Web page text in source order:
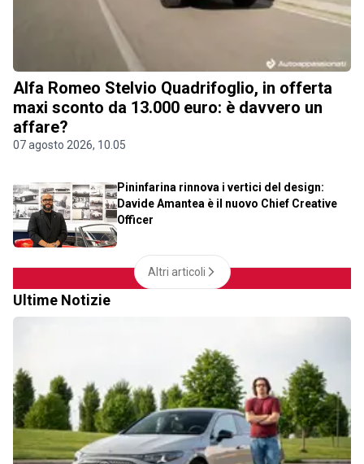
Alfa Romeo Stelvio Quadrifoglio, in offerta
maxi sconto da 13.000 euro: è davvero un
affare?
07 agosto 2026, 10.05
Pininfarina rinnova i vertici del design:
Davide Amantea è il nuovo Chief Creative
Officer
Altri articoli
Ultime Notizie